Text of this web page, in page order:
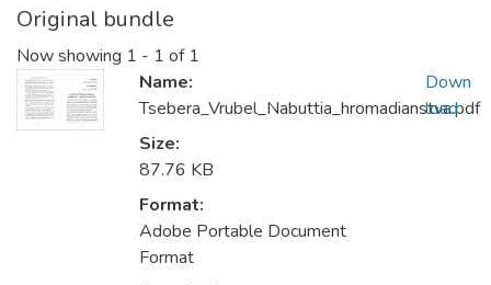
Original bundle
Now showing 1 - 1 of 1
Name:
Tsebera_Vrubel_Nabuttia_hromadianstva.pdf
Size:
87.76 KB
Format:
Adobe Portable Document
Format
Down
load